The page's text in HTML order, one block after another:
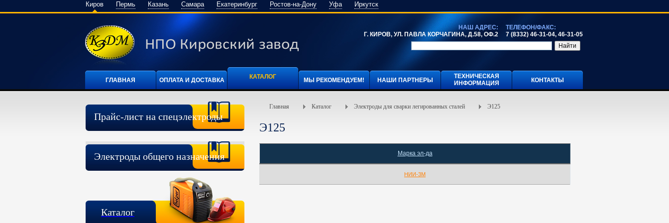
Киров Пермь Казань Самара Екатеринбург Ростов-на-Дону Уфа Иркутск
НАШ АДРЕС:
Г. КИРОВ, УЛ. ПАВЛА КОРЧАГИНА, Д.58, ОФ.2
ТЕЛЕФОН/ФАКС:
7 (8332) 46-31-04, 46-31-05
ГЛАВНАЯ ОПЛАТА И ДОСТАВКА КАТАЛОГ МЫ РЕКОМЕНДУЕМ! НАШИ ПАРТНЕРЫ
ТЕХНИЧЕСКАЯ
ИНФОРМАЦИЯ
КОНТАКТЫ
Прайс-лист на спецэлектроды
Электроды общего назначения
Каталог
Главная Каталог Электроды для сварки легированных сталей Э125
Э125
Марка эл-да
НИИ-3М